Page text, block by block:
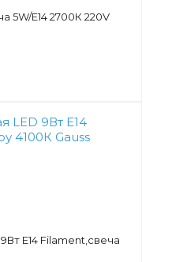
5W/Е14 2700К 220V
E14 Filament,свеча